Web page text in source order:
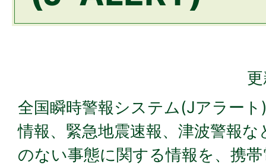
全国瞬時警報システム(Jアラー
情報、緊急地震速報、津波警報
のない事態に関する情報を、携